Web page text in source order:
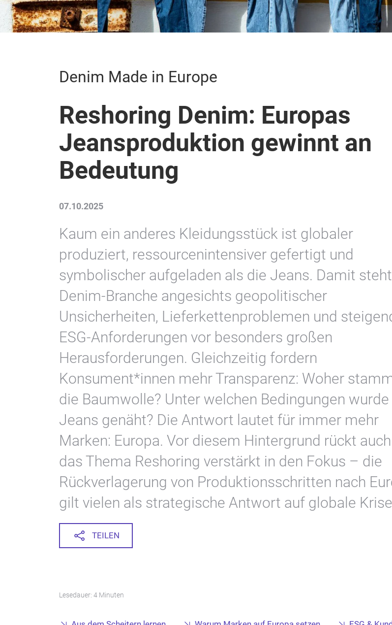
Denim Made in Europe
Reshoring Denim: Europas
Jeansproduktion gewinnt an
Bedeutung
07.10.2025
Kaum ein anderes Kleidungsstück ist globaler
produziert, ressourcenintensiver gefertigt und
symbolischer aufgeladen als die Jeans. Damit
Denim-Branche angesichts geopolitischer
Unsicherheiten, Lieferkettenproblemen und
ESG-Anforderungen vor besonders großen
Herausforderungen. Gleichzeitig fordern
Konsument*innen mehr Transparenz: Woher
die Baumwolle? Unter welchen Bedingungen
Jeans genäht? Die Antwort lautet für immer mehr
Marken: Europa. Vor diesem Hintergrund rückt auch
das Thema Reshoring verstärkt in den Fokus – die
Rückverlagerung von Produktionsschritten nach
gilt vielen als strategische Antwort auf globale
TEILEN
Lesedauer: 4 Minuten